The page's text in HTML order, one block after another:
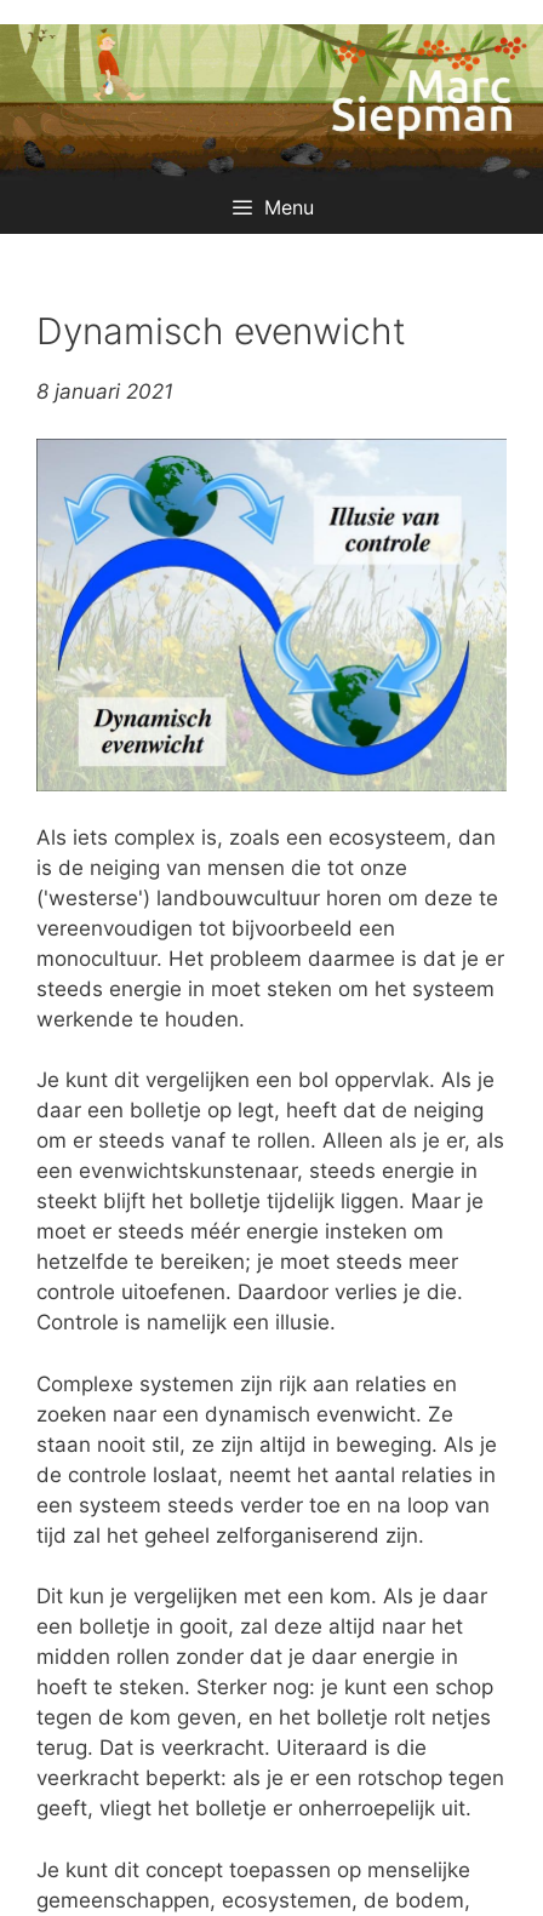
naar
inhoud
Menu
Dynamisch evenwicht
8 januari 2021
Als iets complex is, zoals een ecosysteem, dan
is de neiging van mensen die tot onze
('westerse') landbouwcultuur horen om deze te
vereenvoudigen tot bijvoorbeeld een
monocultuur. Het probleem daarmee is dat je er
steeds energie in moet steken om het systeem
werkende te houden.
Je kunt dit vergelijken een bol oppervlak. Als je
daar een bolletje op legt, heeft dat de neiging
om er steeds vanaf te rollen. Alleen als je er, als
een evenwichtskunstenaar, steeds energie in
steekt blijft het bolletje tijdelijk liggen. Maar je
moet er steeds méér energie insteken om
hetzelfde te bereiken; je moet steeds meer
controle uitoefenen. Daardoor verlies je die.
Controle is namelijk een illusie.
Complexe systemen zijn rijk aan relaties en
zoeken naar een dynamisch evenwicht. Ze
staan nooit stil, ze zijn altijd in beweging. Als je
de controle loslaat, neemt het aantal relaties in
een systeem steeds verder toe en na loop van
tijd zal het geheel zelforganiserend zijn.
Dit kun je vergelijken met een kom. Als je daar
een bolletje in gooit, zal deze altijd naar het
midden rollen zonder dat je daar energie in
hoeft te steken. Sterker nog: je kunt een schop
tegen de kom geven, en het bolletje rolt netjes
terug. Dat is veerkracht. Uiteraard is die
veerkracht beperkt: als je er een rotschop tegen
geeft, vliegt het bolletje er onherroepelijk uit.
Je kunt dit concept toepassen op menselijke
gemeenschappen, ecosystemen, de bodem,